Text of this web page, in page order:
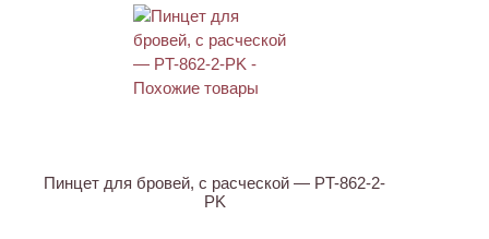
Пинцет для бровей, с расческой — PT-862-2-
PK